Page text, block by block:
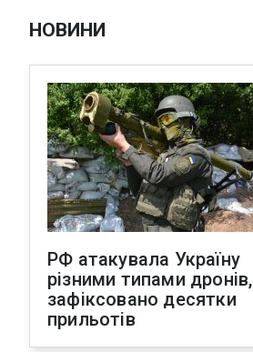
НОВИНИ
РФ атакувала Україну
різними типами дронів,
зафіксовано десятки
прильотів